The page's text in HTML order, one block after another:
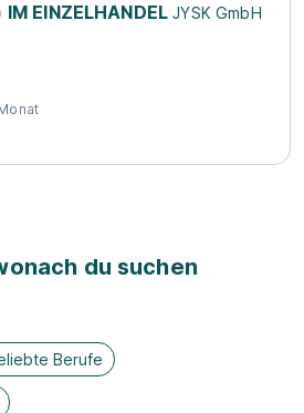
EINZELHANDELJYSK GmbH
du suchen
Berufe